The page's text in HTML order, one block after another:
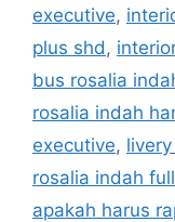
executive,
plus shd ,
bus rosalia
rosalia indah
executive,
rosalia indah
apakah harus